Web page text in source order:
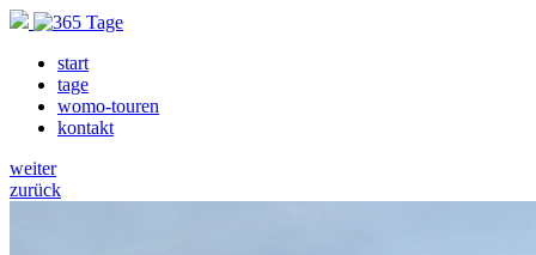
start
tage
womo-touren
kontakt
weiter
zurück